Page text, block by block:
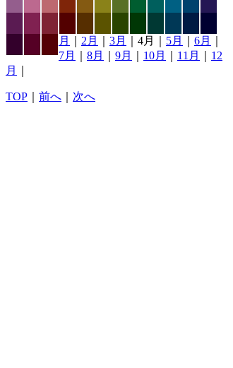
月 2月 3月 ｜4月｜ 5月 6月
7月
8月 9月 10月 11月
12
月
TOP 前へ 次へ